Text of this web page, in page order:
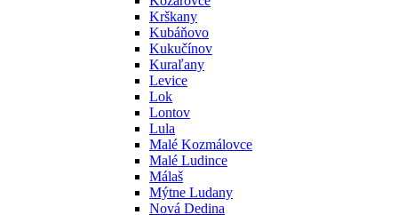
Krškany
Kubáňovo
Kukučínov
Kuraľany
Levice
Lok
Lontov
Lula
Malé Kozmálovce
Malé Ludince
Málaš
Mýtne Ludany
Nová Dedina